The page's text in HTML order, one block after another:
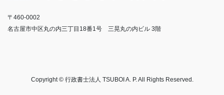
〒460-0002
名古屋市中区丸の内三丁目18番1号 三晃丸の内ビル 3階
Copyright © 行政書士法人 TSUBOI A. P. All Rights Reserved.